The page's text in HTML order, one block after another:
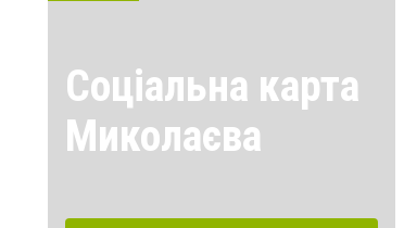
Соціальна карта
Миколаєва